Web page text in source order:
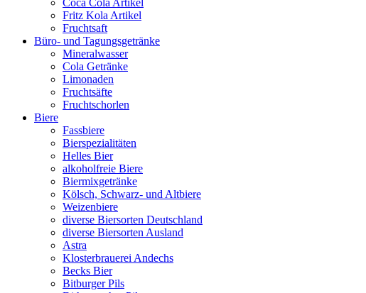
Coca Cola Artikel
Fritz Kola Artikel
Fruchtsaft
Büro- und Tagungsgetränke
Mineralwasser
Cola Getränke
Limonaden
Fruchtsäfte
Fruchtschorlen
Biere
Fassbiere
Bierspezialitäten
Helles Bier
alkoholfreie Biere
Biermixgetränke
Kölsch, Schwarz- und Altbiere
Weizenbiere
diverse Biersorten Deutschland
diverse Biersorten Ausland
Astra
Klosterbrauerei Andechs
Becks Bier
Bitburger Pils